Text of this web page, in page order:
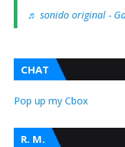
♬ sonido original -
CHAT
Pop up my Cbox
R. M.